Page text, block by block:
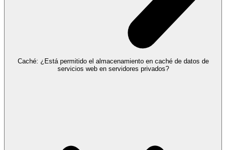
Caché: ¿Está permitido el almacenamiento en caché de datos de
servicios web en servidores privados?